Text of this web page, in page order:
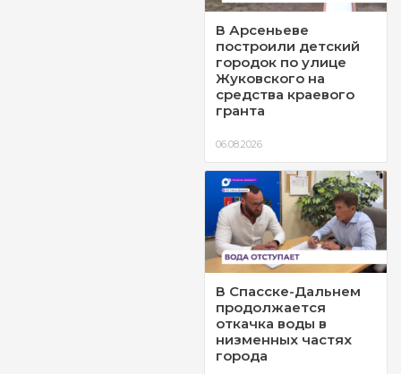
В Арсеньеве
построили детский
городок по улице
Жуковского на
средства краевого
гранта
06.08.2026
В Спасске-Дальнем
продолжается
откачка воды в
низменных частях
города